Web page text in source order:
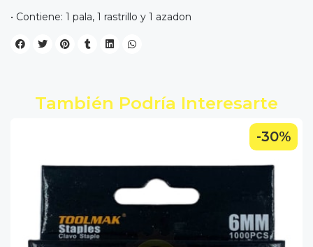
• Contiene: 1 pala, 1 rastrillo y 1 azadon
También Podría Interesarte
-30%